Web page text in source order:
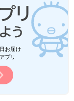
お届け
プリ